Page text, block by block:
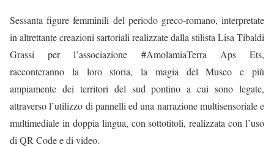
Sessanta figure femminili del periodo greco-romano, interpretate
in altrettante creazioni sartoriali realizzate dalla stilista Lisa Tibaldi
Grassi per l’associazione #AmolamiaTerra Aps Ets,
racconteranno la loro storia, la magia del Museo e più
ampiamente dei territori del sud pontino a cui sono legate,
attraverso l’utilizzo di pannelli ed una narrazione multisensoriale e
multimediale in doppia lingua, con sottotitoli, realizzata con l’uso
di QR Code e di video.